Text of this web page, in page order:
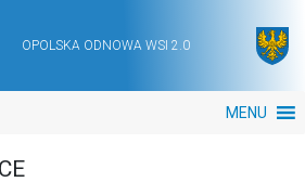
OPOLSKA ODNOWA WSI 2.0
MENU